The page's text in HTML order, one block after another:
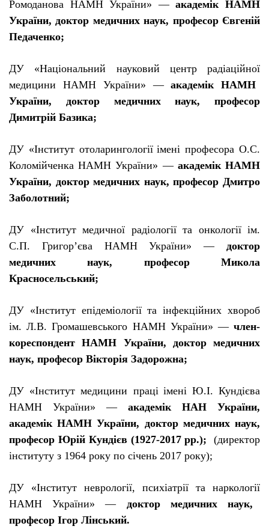
Ромоданова НАМН України» —академік НАМН
України, доктор медичних наук, професор Євгеній
Педаченко;
ДУ «Національний науковий центр радіаційної
медицини НАМН України» —академік НАМН
України, доктор медичних наук, професор
Димитрій Базика;
ДУ «Інститут отоларингології імені професора О.С.
Коломійченка НАМН України» — академік НАМН
України, доктор медичних наук, професор Дмитро
Заболотний;
ДУ «Інститут медичної радіологіїта онкології ім.
С.П. Григор’єва НАМН України» — доктор
медичних наук, професор Микола
Красносельський;
ДУ «Інститут епідеміологіїтаінфекційних хвороб
ім. Л.В. Громашевського НАМН України» —член-
кореспондент НАМН України, доктор медичних
наук, професор Вікторія Задорожна;
ДУ «Інститут медицини праці імені Ю.І. Кундієва
НАМН України» — академік НАН України,
академік НАМН України, доктор медичних наук,
професор Юрій Кундієв (1927-2017 рр.); (директор
інституту з 1964 року по січень 2017 року);
ДУ «Інститут неврології, психіатрії та наркології
НАМН України» — доктор медичних наук,
професор Ігор Лінський.